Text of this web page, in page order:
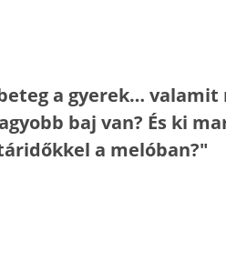
a gyerek… valamit
baj van? És ki
a melóban?"